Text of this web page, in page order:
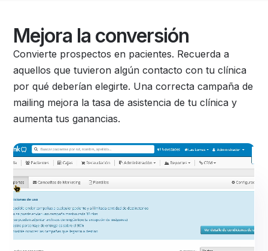
Mejora la conversión
Convierte prospectos en pacientes. Recuerda a
aquellos que tuvieron algún contacto con tu clínica
por qué deberían elegirte. Una correcta campaña de
mailing mejora la tasa de asistencia de tu clínica y
aumenta tus ganancias.